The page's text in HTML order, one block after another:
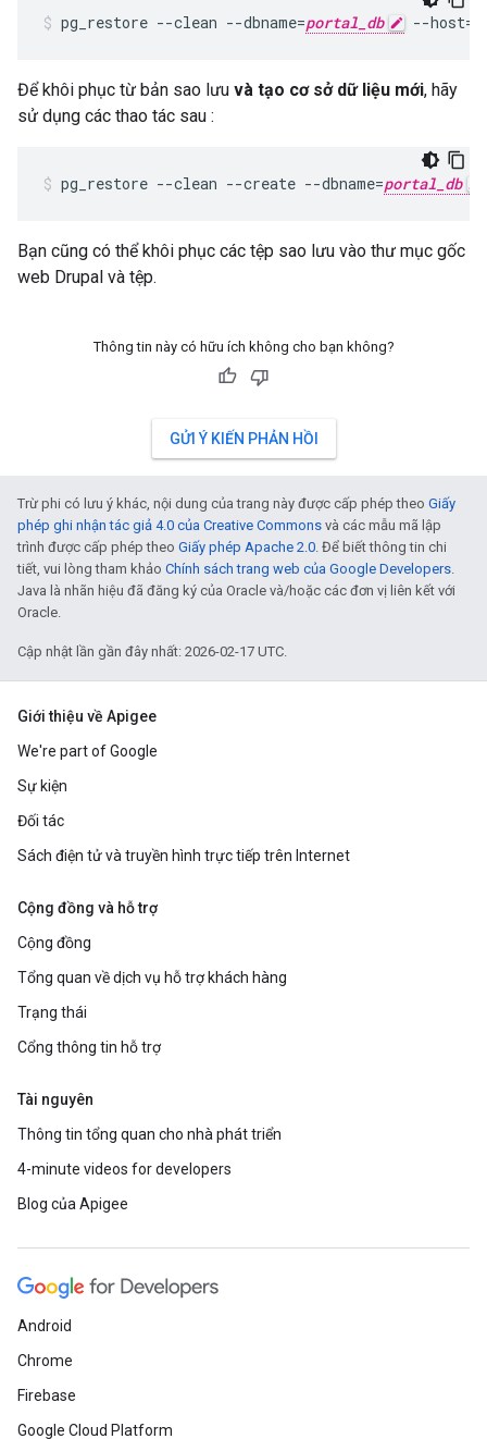
pg_restore --clean --dbname=portal_db --
Để khôi phục từ bản sao lưu và tạo cơ sở dữ liệu mới, hãy
sử dụng các thao tác sau :
pg_restore --clean --create --dbname=portal_db
Bạn cũng có thể khôi phục các tệp sao lưu vào thư mục gốc
web Drupal và tệp.
Thông tin này có hữu ích không cho bạn không?
GỬI Ý KIẾN PHẢN HỒI
Trừ phi có lưu ý khác, nội dung của trang này được cấp phép theo Giấy
phép ghi nhận tác giả 4.0 của Creative Commons và các mẫu mã lập
trình được cấp phép theo Giấy phép Apache 2.0. Để biết thông tin chi
tiết, vui lòng tham khảo Chính sách trang web của Google Developers.
Java là nhãn hiệu đã đăng ký của Oracle và/hoặc các đơn vị liên kết với
Oracle.
Cập nhật lần gần đây nhất: 2026-02-17 UTC.
Giới thiệu về Apigee
We're part of Google
Sự kiện
Đối tác
Sách điện tử và truyền hình trực tiếp trên Internet
Cộng đồng và hỗ trợ
Cộng đồng
Tổng quan về dịch vụ hỗ trợ khách hàng
Trạng thái
Cổng thông tin hỗ trợ
Tài nguyên
Thông tin tổng quan cho nhà phát triển
4-minute videos for developers
Blog của Apigee
Android
Chrome
Firebase
Google Cloud Platform